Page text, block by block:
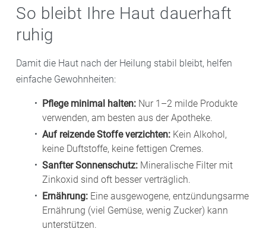
So bleibt Ihre Haut dauerhaft
ruhig
Damit die Haut nach der Heilung stabil bleibt, helfen
einfache Gewohnheiten:
Pflege minimal halten: Nur 1–2 milde Produkte
verwenden, am besten aus der Apotheke.
Auf reizende Stoffe verzichten: Kein Alkohol,
keine Duftstoffe, keine fettigen Cremes.
Sanfter Sonnenschutz: Mineralische Filter mit
Zinkoxid sind oft besser verträglich.
Ernährung: Eine ausgewogene, entzündungsarme
Ernährung (viel Gemüse, wenig Zucker) kann
unterstützen.